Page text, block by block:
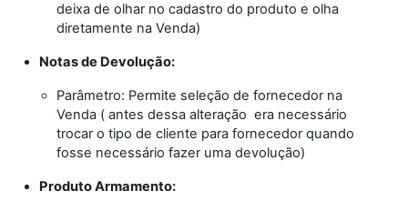
deixa de olhar no cadastro do produto e olha
diretamente na Venda)
Notas de Devolução:
Parâmetro: Permite seleção de fornecedor na
Venda ( antes dessa alteração era necessário
trocar o tipo de cliente para fornecedor quando
fosse necessário fazer uma devolução)
Produto Armamento: